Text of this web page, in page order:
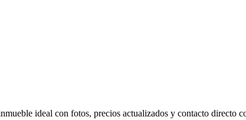
ideal con fotos, precios actualizados y contacto directo